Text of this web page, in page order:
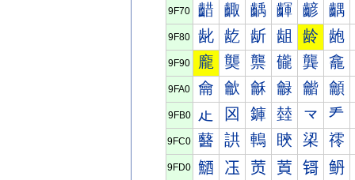
9F70 齰 齱 齲 齳 齴 齵
9F80 龀 龁 龂 龃 龄 龅
9F90 龐 龑 龒 龓 龔 龕
9FA0 龠 龡 龢 龣 龤 龥
9FB0 龰 龱 龲 龳 龴 龵
9FC0 鿀 鿁 鿂 鿃 鿄 鿅
9FD0 鿐 鿑 鿒 鿓 鿔 鿕